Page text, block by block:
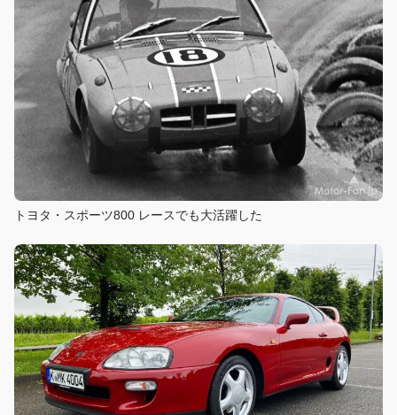
トヨタ・スポーツ800 レースでも大活躍した